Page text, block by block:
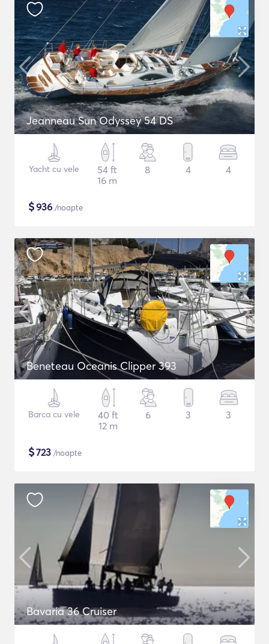
Jeanneau Sun Odyssey 54 DS
Yacht cu vele
54 ft
16 m
8 4 4
$936 /noapte
Beneteau Oceanis Clipper 393
Barca cu vele
40 ft
12 m
6 3 3
$723 /noapte
Bavaria 36 Cruiser